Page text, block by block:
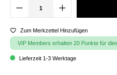
Zum Merkzettel Hinzufügen
VIP Members erhalten 20 Punkte für
Lieferzeit 1-3 Werktage